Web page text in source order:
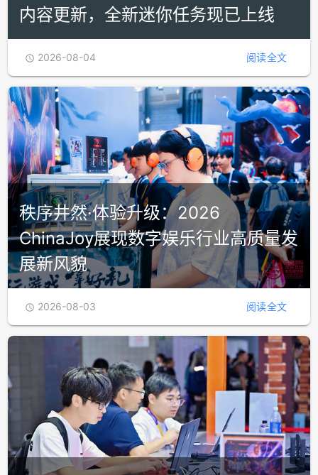
内容更新，全新迷你任务现已上线
 2026-08-04 阅读全文
秩序井然·体验升级：2026
ChinaJoy展现数字娱乐行业高质量发
展新风貌
 2026-08-03 阅读全文